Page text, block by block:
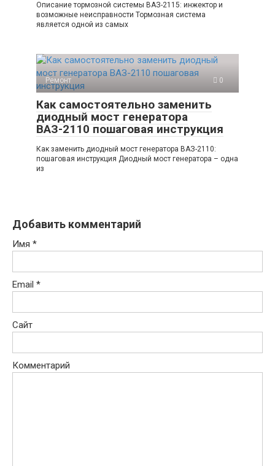
Описание тормозной системы ВАЗ-2115: инжектор и
возможные неисправности Тормозная система
является одной из самых
Ремонт 0
Как самостоятельно заменить
диодный мост генератора
ВАЗ-2110 пошаговая инструкция
Как заменить диодный мост генератора ВАЗ-2110:
пошаговая инструкция Диодный мост генератора – одна
из
Добавить комментарий
Имя *
Email *
Сайт
Комментарий